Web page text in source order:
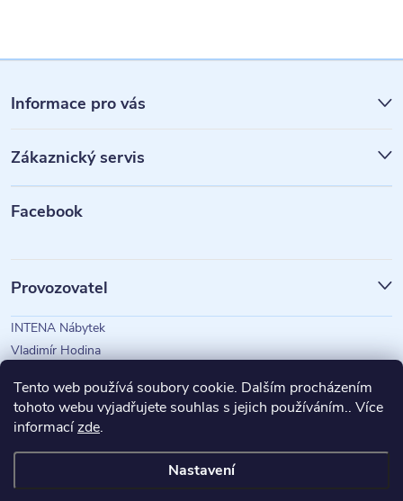
Tento web používá soubory cookie. Dalším procházením
tohoto webu vyjadřujete souhlas s jejich používáním.. Více
informacízde.
Nastavení
á
p
a
Informace pro vás
Zákaznický servis
Facebook
Provozovatel
INTENA Nábytek
Vladimír Hodina